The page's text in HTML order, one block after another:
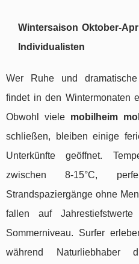
Wintersaison Oktober-
Individualisten
Wer Ruhe und
findet in den Wintermonaten
Obwohl viele mobilheim
schließen, bleiben einige
Unterkünfte geöffnet.
zwischen 8-15°C,
Strandspaziergänge ohne
fallen auf
Sommerniveau. Surfer
während Naturliebhaber